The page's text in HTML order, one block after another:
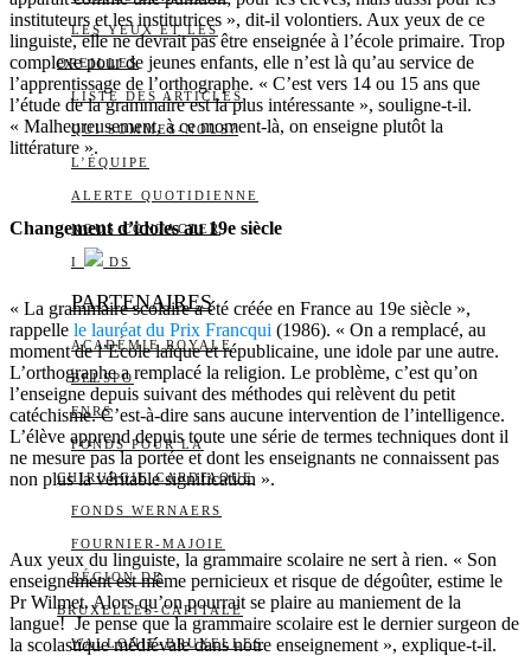
LES YEUX ET LES
OREILLES
LISTE DES ARTICLES
QUI SOMMES-NOUS?
L’ÉQUIPE
ALERTE QUOTIDIENNE
NOUS CONTACTER
I DS
PARTENAIRES
ACADÉMIE ROYALE
BELSPO
FNRS
FONDS POUR LA
CHIRURGIE CARDIAQUE
FONDS WERNAERS
FOURNIER-MAJOIE
RÉGION DE
BRUXELLES-CAPITALE
WALLONIE-BRUXELLES
instituteurs et les institutrices », dit-il volontiers. Aux yeux de ce
linguiste, elle ne devrait pas être enseignée à l’école primaire. Trop
complexe pour de jeunes enfants, elle n’est là qu’au service de
l’apprentissage de l’orthographe. « C’est vers 14 ou 15 ans que
l’étude de la grammaire est la plus intéressante », souligne-t-il.
« Malheureusement, à ce moment-là, on enseigne plutôt la
littérature ».
Changement d’idoles au 19e siècle
« La grammaire scolaire a été créée en France au 19e siècle »,
rappelle le lauréat du Prix Francqui (1986). « On a remplacé, au
moment de l’Ecole laïque et républicaine, une idole par une autre.
L’orthographe a remplacé la religion. Le problème, c’est qu’on
l’enseigne depuis suivant des méthodes qui relèvent du petit
catéchisme. C’est-à-dire sans aucune intervention de l’intelligence.
L’élève apprend depuis toute une série de termes techniques dont il
ne mesure pas la portée et dont les enseignants ne connaissent pas
non plus la véritable signification ».
Aux yeux du linguiste, la grammaire scolaire ne sert à rien. « Son
enseignement est même pernicieux et risque de dégoûter, estime le
Pr Wilmet. Alors qu’on pourrait se plaire au maniement de la
langue! Je pense que la grammaire scolaire est le dernier surgeon de
la scolastique médiévale dans notre enseignement », explique-t-il.